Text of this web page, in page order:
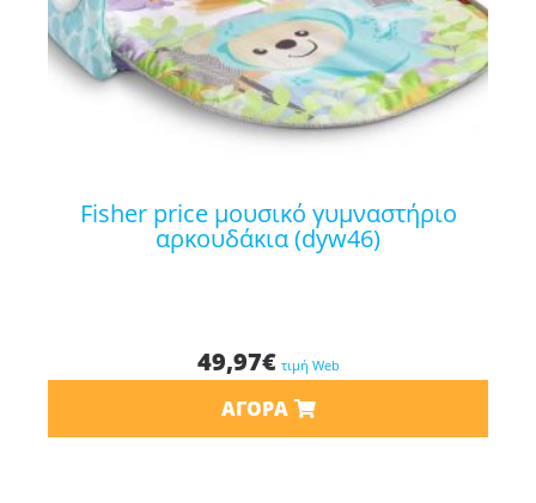
fisher price μουσικό γυμναστήριο
αρκουδάκια (dyw46)
49,97€ τιμή Web
ΑΓΟΡΆ